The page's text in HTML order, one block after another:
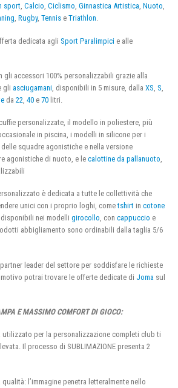
sport, Calcio, Ciclismo, Ginnastica Artistica, Nuoto,
, Rugby, Tennis e Triathlon.
dedicata agli Sport Paralimpici e alle
gli accessori 100% personalizzabili grazie alla
gli asciugamani , disponibili in 5 misure, dalla XS S
da 22 40 e 70 litri.
personalizzate, il modello in poliestere, più
in piscina, i modelli in silicone per i
squadre agonistiche e nella versione
agonistiche di nuoto, e le calottine da pallanuoto,
è dedicata a tutte le collettività che
unici con i proprio loghi, cometshirt in cotone
disponibili nei modelli girocollo, con cappuccio e
abbigliamento sono ordinabili dalla taglia 5/6
leader del settore per soddisfare le richieste
potrai trovare le offerte dedicate di Joma sul
E MASSIMO COMFORT DI GIOCO:
utilizzato per la personalizzazione completi club ti
Il processo di SUBLIMAZIONE presenta 2
l’immagine penetra letteralmente nello